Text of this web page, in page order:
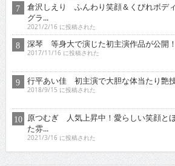
倉沢しえり ふんわり笑顔＆くびれボデ
グラ...
2021/2/16 に投稿された
深琴 等身大で演じた初主演作品が公開！
2017/11/16 に投稿された
行平あい佳 初主演で大胆な体当たり艶
2018/9/15 に投稿された
原つむぎ 人気上昇中！愛らしい笑顔と
た雰...
2021/3/16 に投稿された